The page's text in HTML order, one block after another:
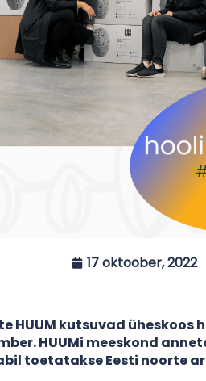
17 oktoober, 2022
HUUM kutsuvad üheskoos
HUUMi meeskond
toetatakse Eesti noorte